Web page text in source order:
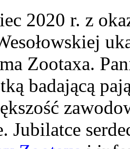
2020 r. z
Zootaxa.
badającą
Jubilatce